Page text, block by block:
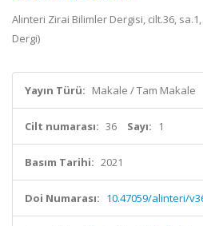
Alınteri Zirai Bilimler Dergisi, cilt.36,
Dergi)
Yayın Türü: Makale / Tam Makale
Cilt numarası: 36 Sayı: 1
Basım Tarihi: 2021
Doi Numarası: 10.47059/alinteri/